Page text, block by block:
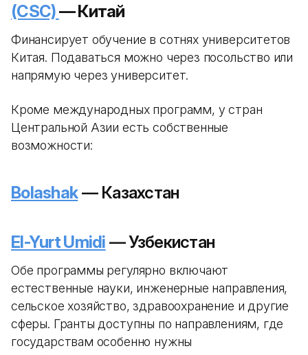
(CSC)— Китай
Финансирует обучение в сотнях университетов
Китая. Подаваться можно через посольство или
напрямую через университет.
Кроме международных программ, у стран
Центральной Азии есть собственные
возможности:
Bolashak— Казахстан
El-Yurt Umidi — Узбекистан
Обе программы регулярно включают
естественные науки, инженерные направления,
сельское хозяйство, здравоохранение и другие
сферы. Гранты доступны по направлениям, где
государствам особенно нужны